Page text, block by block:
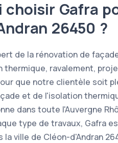
choisir Gafra
26450 ?
de la rénovation de
thermique, ravalement,
que notre clientèle soit
et de l'isolation
dans toute l'Auvergne
type de travaux, Gafra
la ville de Cléon-d'Andran